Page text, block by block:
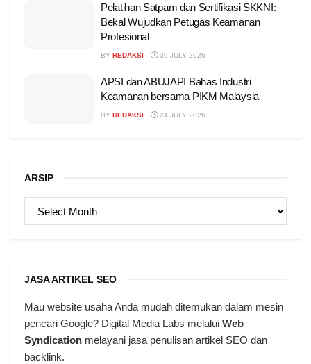
Pelatihan Satpam dan Sertifikasi SKKNI:
Bekal Wujudkan Petugas Keamanan
Profesional
BY REDAKSI 30 JULY 2026
APSI dan ABUJAPI Bahas Industri
Keamanan bersama PIKM Malaysia
BY REDAKSI 24 JULY 2026
ARSIP
JASA ARTIKEL SEO
Mau website usaha Anda mudah ditemukan dalam mesin
pencari Google? Digital Media Labs melalui Web
Syndication melayani jasa penulisan artikel SEO dan
backlink.